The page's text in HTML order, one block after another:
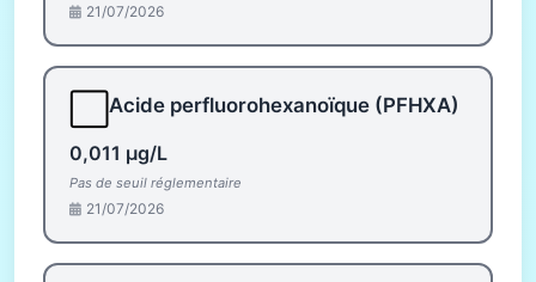
21/07/2026
Acide perfluorohexanoïque (PFHXA)
0,011 µg/L
Pas de seuil réglementaire
21/07/2026